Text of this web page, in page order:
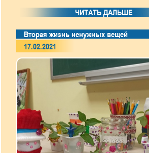
ЧИТАТЬ ДАЛЬШЕ
Вторая жизнь ненужных вещей
17.02.2021